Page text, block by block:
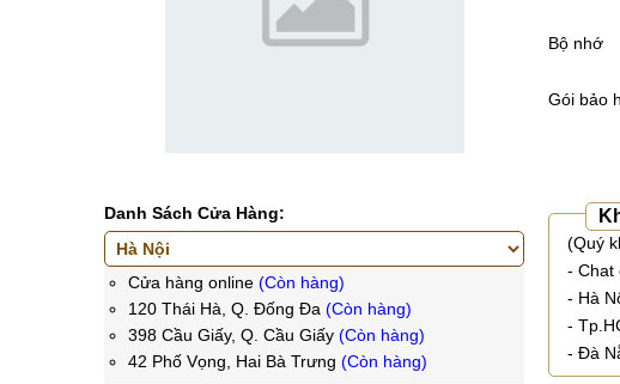
Danh Sách Cửa Hàng:
Cửa hàng online (Còn hàng)
120 Thái Hà, Q. Đống Đa (Còn hàng)
398 Cầu Giấy, Q. Cầu Giấy (Còn hàng)
42 Phố Vọng, Hai Bà Trưng (Còn hàng)
Bộ nhớ
Gói bảo
(Quý
- Chat
- Hà
-
- Đà